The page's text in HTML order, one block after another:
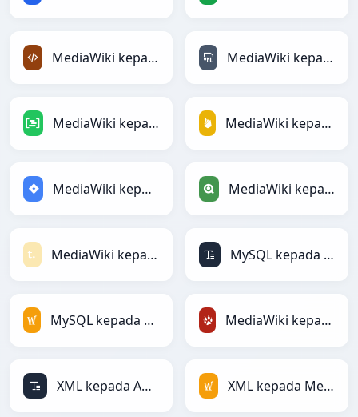
MediaWiki kepada XML MediaWiki kepada YAML
MediaWiki kepada DAX MediaWiki kepada Firebase
MediaWiki kepada Jira MediaWiki kepada Qlik
MediaWiki kepada Textile MySQL kepada ASCII
MySQL kepada MediaWiki MediaWiki kepada TracWiki
XML kepada ASCII XML kepada MediaWiki